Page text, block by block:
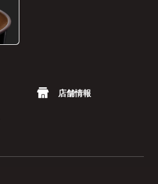
店舗情報